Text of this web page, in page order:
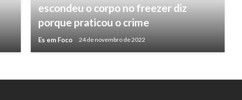
escondeu o corpo no freezer diz
porque praticou o crime
Es em Foco 24 de novembro de 2022